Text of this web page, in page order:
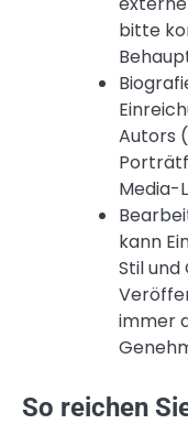
bitte
Autors
Media-
kann
Stil
immer
So reichen